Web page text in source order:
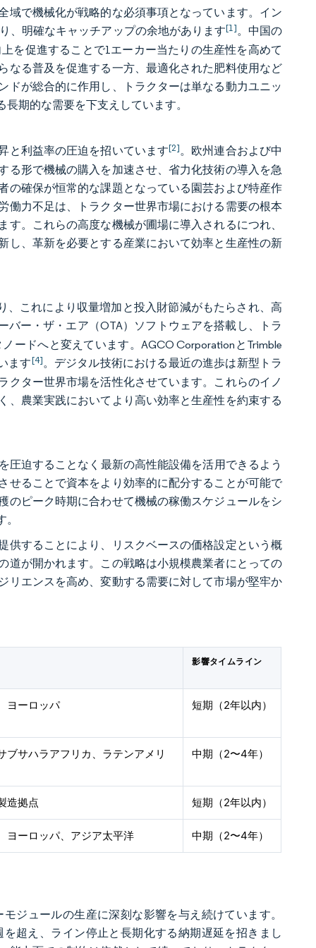
域で機械化が戦略的な必須事項となっています。イン
、明確なキャッチアップの余地があります[1]。中国の
を促進することで1エーカー当たりの生産性を高めて
なる普及を促進する一方、最適化された肥料使用など
が総合的に作用し、トラクターは単なる動力ユニッ
期的な需要を下支えしています。
と利益率の圧迫を招いています[2]。欧州連合および中
る形で機械の購入を加速させ、省力化技術の導入を急
の確保が恒常的な課題となっている園芸および特産作
働力不足は、トラクター世界市場における需要の根本
。これらの高度な機械が圃場に導入されるにつれ、
し、革新を必要とする産業において効率と生産性の新
、これにより収量増加と投入財節減がもたらされ、高
バー・ザ・エア（OTA）ソフトウェアを搭載し、トラ
ードへと変えています。AGCO CorporationとTrimble
ます[4]。デジタル技術における最近の進歩は新型トラ
ター世界市場を活性化させています。これらのイノ
農業実践においてより高い効率と生産性を約束する
圧迫することなく最新の高性能設備を活用できるよう
せることで資本をより効率的に配分することが可能で
のピーク時期に合わせて機械の稼働スケジュールをシ
供することにより、リスクベースの価格設定という概
道が開かれます。この戦略は小規模農業者にとっての
リエンスを高め、変動する需要に対して市場が堅牢か
影響タイムライン
ヨーロッパ 短期（2年以内）
ブサハラアフリカ、ラテンアメリ 中期（2〜4年）
造拠点 短期（2年以内）
ヨーロッパ、アジア太平洋 中期（2〜4年）
ジュールの生産に深刻な影響を与え続けています。
超え、ライン停止と長期化する納期遅延を招きまし